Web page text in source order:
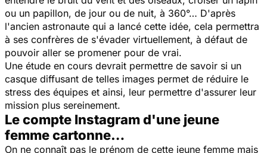
ou un papillon, de jour ou de nuit, à 360°… D'après
l'ancien astronaute qui a lancé cette idée, cela permettra
à ses confrères de s'évader virtuellement, à défaut de
pouvoir aller se promener pour de vrai.
Une étude en cours devrait permettre de savoir si un
casque diffusant de telles images permet de réduire le
stress des équipes et ainsi, leur permettre d'assurer leur
mission plus sereinement.
Le compte Instagram d'une jeune
femme cartonne…
On ne connaît pas le prénom de cette jeune femme mais